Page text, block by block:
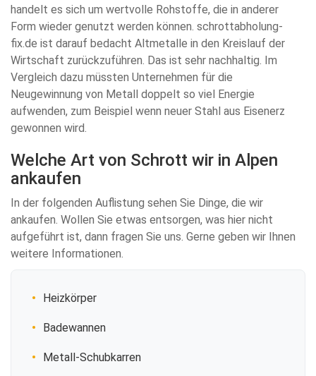
handelt es sich um wertvolle Rohstoffe, die in anderer
Form wieder genutzt werden können. schrottabholung-
fix.de ist darauf bedacht Altmetalle in den Kreislauf der
Wirtschaft zurückzuführen. Das ist sehr nachhaltig. Im
Vergleich dazu müssten Unternehmen für die
Neugewinnung von Metall doppelt so viel Energie
aufwenden, zum Beispiel wenn neuer Stahl aus Eisenerz
gewonnen wird.
Welche Art von Schrott wir in Alpen
ankaufen
In der folgenden Auflistung sehen Sie Dinge, die wir
ankaufen. Wollen Sie etwas entsorgen, was hier nicht
aufgeführt ist, dann fragen Sie uns. Gerne geben wir Ihnen
weitere Informationen.
Heizkörper
Badewannen
Metall-Schubkarren